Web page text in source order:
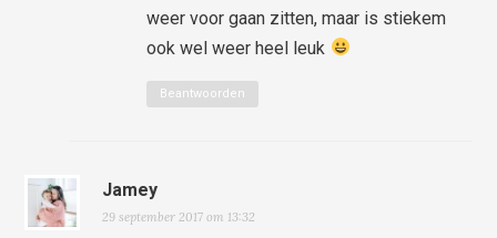
weer voor gaan zitten, maar is stiekem
ook wel weer heel leuk
Beantwoorden
Jamey
29 september 2017 om 13:32